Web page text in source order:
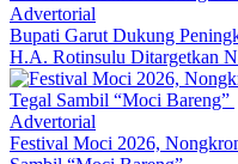
Advertorial
Bupati Garut Dukung
H.A. Rotinsulu Ditargetkan
Advertorial
Festival Moci 2026,